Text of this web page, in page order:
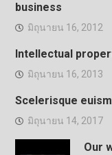
business
มิถุนายน 16, 2012
Intellectual
มิถุนายน 16, 2013
Scelerisque
มิถุนายน 14, 2017
Our